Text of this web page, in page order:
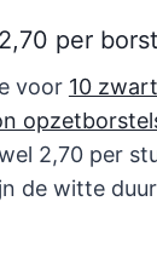
per
voor 10
2,70 per
de witte